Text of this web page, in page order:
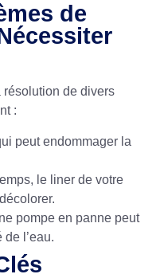
de
de divers
:
peut endommager la
le liner de votre
pompe en panne peut
l’eau.